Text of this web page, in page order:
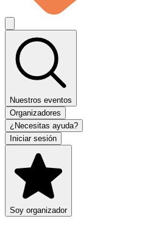
Nuestros eventos
Organizadores
¿Necesitas ayuda?
Iniciar sesión
Soy organizador